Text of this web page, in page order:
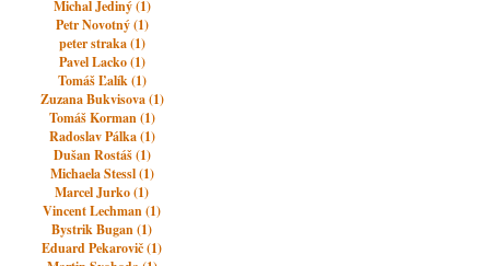
Michal Jediný (1)
Petr Novotný (1)
peter straka (1)
Pavel Lacko (1)
Tomáš Ľalík (1)
Zuzana Bukvisova (1)
Tomáš Korman (1)
Radoslav Pálka (1)
Dušan Rostáš (1)
Michaela Stessl (1)
Marcel Jurko (1)
Vincent Lechman (1)
Bystrik Bugan (1)
Eduard Pekarovič (1)